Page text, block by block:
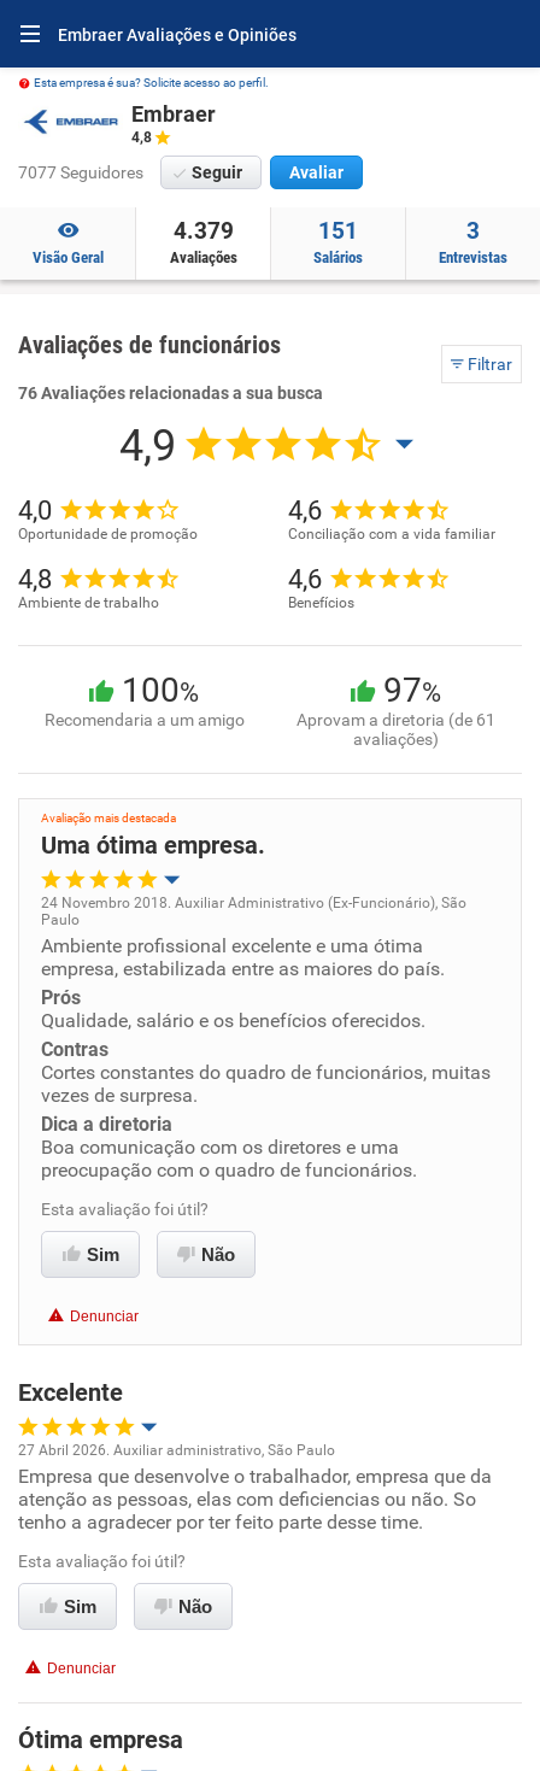
Embraer Avaliações e Opiniões
Esta empresa é sua? Solicite acesso ao perfil.
Embraer
4,8
7077 Seguidores Seguir Avaliar
Visão Geral
4.379
Avaliações
151
Salários
3
Entrevistas
Avaliações de funcionários
Filtrar
76 Avaliações relacionadas a sua busca
4,9
4,0
Oportunidade de promoção
4,6
Conciliação com a vida familiar
4,8
Ambiente de trabalho
4,6
Benefícios
100%
Recomendaria a um amigo
97%
Aprovam a diretoria (de 61
avaliações)
Avaliação mais destacada
Uma ótima empresa.
Oportunidade de promoção
Ambiente de trabalho
Conciliação com a vida familiar
Recomenda esta empresa
Recomenda a diretoria
24 Novembro 2018. Auxiliar Administrativo (Ex-Funcionário), São
Paulo
Ambiente profissional excelente e uma ótima
empresa, estabilizada entre as maiores do país.
Prós
Qualidade, salário e os benefícios oferecidos.
Contras
Cortes constantes do quadro de funcionários, muitas
vezes de surpresa.
Dica a diretoria
Boa comunicação com os diretores e uma
preocupação com o quadro de funcionários.
Esta avaliação foi útil?
Sim Não
Denunciar
Excelente
Oportunidade de promoção
Ambiente de trabalho
Conciliação com a vida familiar
Recomenda a diretoria
27 Abril 2026. Auxiliar administrativo, São Paulo
Empresa que desenvolve o trabalhador, empresa que da
atenção as pessoas, elas com deficiencias ou não. So
tenho a agradecer por ter feito parte desse time.
Esta avaliação foi útil?
Sim Não
Denunciar
Ótima empresa